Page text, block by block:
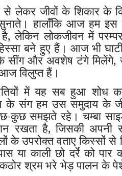
से लेकर जीवों के शिकार के
हालाँकि आज हम इस
लेकिन लोकजीवन में
बने हुए हैं। आज भी
और अवशेष टंगे मिलेंगे,
विलुप्त हैं।
में यह सब हुआ शोध
संग हम उस समुदाय के
कुछ समझते रहे। चम्बा
रखता है, जिसकी
उपरोक्त वताए किस्सों से
या काली छो दर्रे को
कठोर श्रम भरे भेड़ पालन के